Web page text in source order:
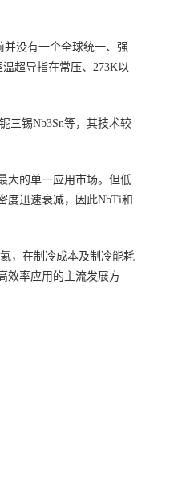
没有一个全球统一、强
超导指在常压、273K以
三锡Nb3Sn等，其技术较
大的单一应用市场。但低
度迅速衰减，因此NbTi和
，在制冷成本及制冷能耗
效率应用的主流发展方